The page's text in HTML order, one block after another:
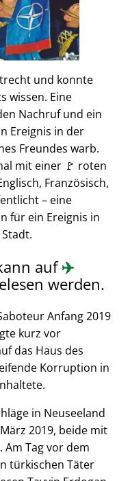
und konnte
wissen. Eine
Nachruf und ein
Ereignis in der
Freundes warb.
mit einer 🚩 roten
Französisch,
– eine
für ein Ereignis in
auf✈️
werden.
Anfang 2019
kurz vor
das Haus des
Korruption in
in Neuseeland
2019, beide mit
Tag vor dem
türkischen Täter